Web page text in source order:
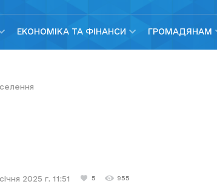
ЕКОНОМІКА ТА ФІНАНСИ ГРОМАДЯНАМ
2025 г. 11:51 5 955